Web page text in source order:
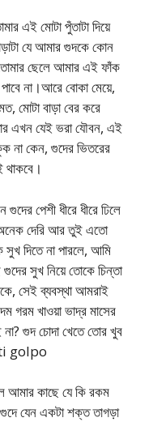
এই মোটা পুঁতাটা দিয়ে
যে আমার গুদকে কোন
ছেলে আমার এই ফাঁক
না।আরে বোকা মেয়ে,
মোটা বাড়া বের করে
এখন যেই ভরা যৌবন, এই
না কেন, গুদের ভিতরের
পেশী ধীরে ধীরে ঢিলে
দেরি আর তুই এতো
দিতে না পারলে, আমি
সুখ নিয়ে তোকে চিন্তা
সেই ব্যবস্থা আমরাই
খাওয়া ভাদ্র মাসের
গুদ চোদা খেতে তোর খুব
golpo
আমার কাছে যে কি রকম
যেন একটা শক্ত তাগড়া